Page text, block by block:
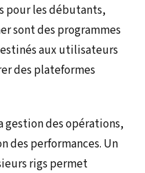
pour les débutants,
sont des programmes
aux utilisateurs
des plateformes
des opérations,
des performances. Un
rigs permet